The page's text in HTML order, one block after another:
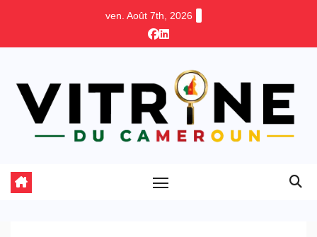
ven. Août 7th, 2026